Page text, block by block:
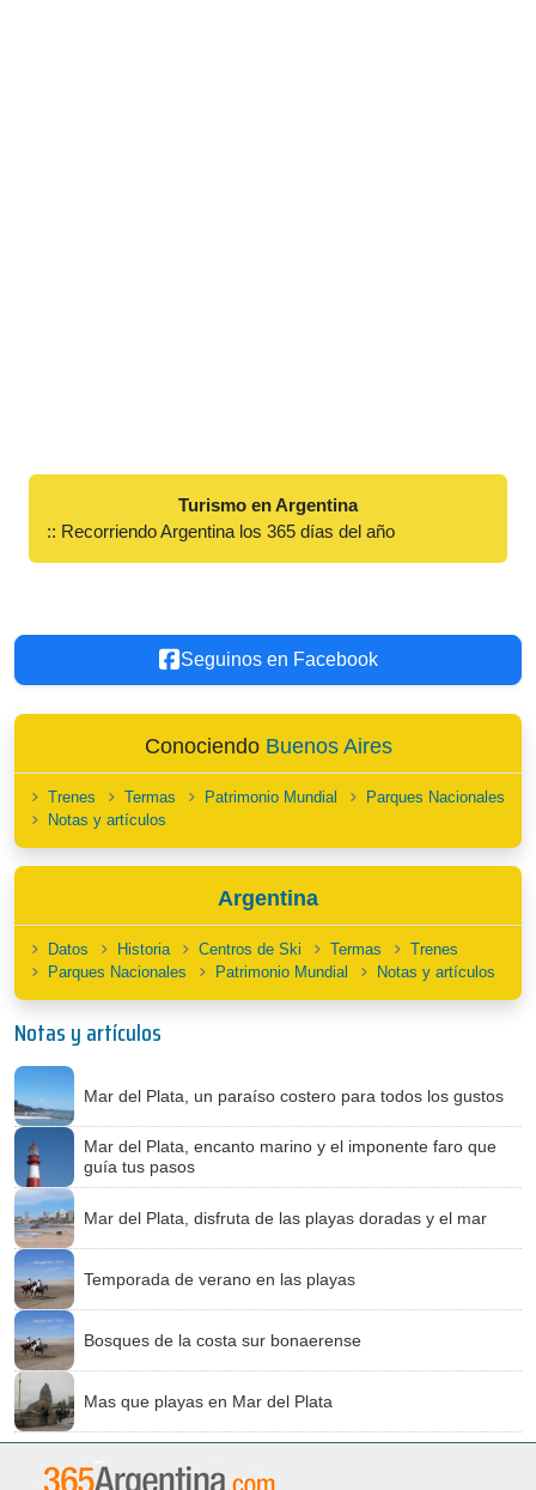
Turismo en Argentina
:: Recorriendo Argentina los 365 días del año
Seguinos en Facebook
Conociendo Buenos Aires
Trenes Termas Patrimonio Mundial
Parques Nacionales
Notas y artículos
Argentina
Datos Historia Centros de Ski Termas
Trenes
Parques Nacionales
Patrimonio Mundial Notas y artículos
Notas y artículos
Mar del Plata, un paraíso costero para todos los gustos
Mar del Plata, encanto marino y el imponente faro que
guía tus pasos
Mar del Plata, disfruta de las playas doradas y el mar
Temporada de verano en las playas
Bosques de la costa sur bonaerense
Mas que playas en Mar del Plata